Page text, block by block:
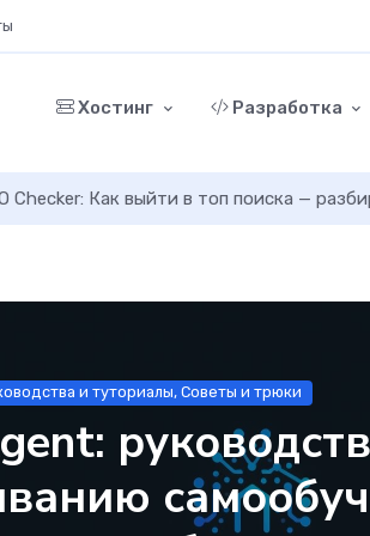
Хостинг Разработка
Checker: Как выйти в топ поиска —
и туториалы, Советы и трюки